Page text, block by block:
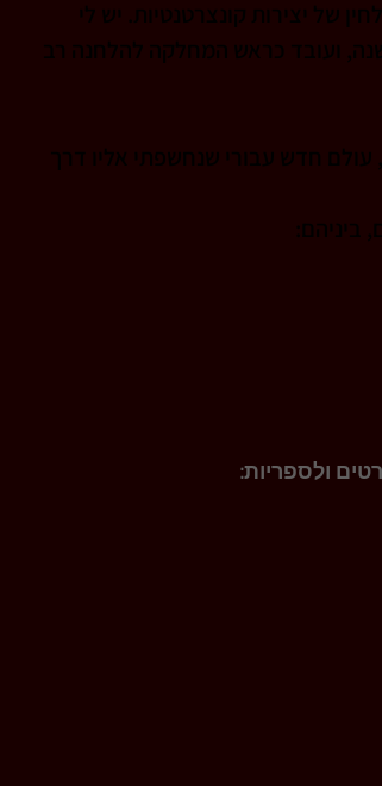
של יצירות קונצרטנטיות. יש לי
דוקטור בקומפוזיציה, ואני מלחין מוזיקה כבר מעל 20 שנה, ועובד כראש המחלקה להלחנה רב
חדש עבורי שנחשפתי אליו דרך
ביניהם:
ולספריות: